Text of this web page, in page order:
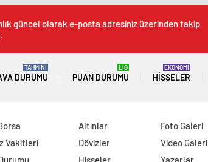
güncel olarak e-posta adresiniz üzerinden takip
DURUMU
TAHMİNİ
PUAN DURUMU
LİG
HISSELER
EKONOMİ
Vakitleri
Altınlar
Dövizler
Hisseler
Foto Galeri
Video Galeri
Yazarlar